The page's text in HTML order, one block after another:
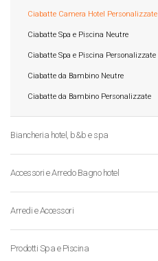
Ciabatte Camera Hotel Personalizzate
Ciabatte Spa e Piscina Neutre
Ciabatte Spa e Piscina Personalizzate
Ciabatte da Bambino Neutre
Ciabatte da Bambino Personalizzate
Biancheria hotel, b&b e spa
Accessori e Arredo Bagno hotel
Arredi e Accessori
Prodotti Spa e Piscina